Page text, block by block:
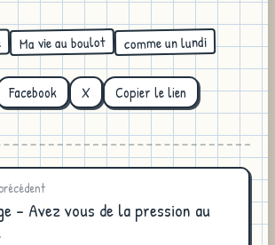
Ma vie au boulot comme un lundi
Facebook X Copier le lien
- Avez vous de la pression au